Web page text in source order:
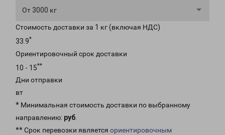
От 3000 кг
Стоимость доставки за 1 кг (включая НДС)
33.9*
Ориентировочный срок доставки
10 - 15**
Дни отправки
вт
* Минимальная стоимость доставки по выбранному
направлению: руб.
** Срок перевозки является ориентировочным